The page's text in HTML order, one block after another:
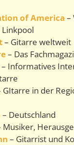
of America –
– Gitarre weltweit
– Das
Informatives
GItarre in der
– Deutschland
– Gitarrist und